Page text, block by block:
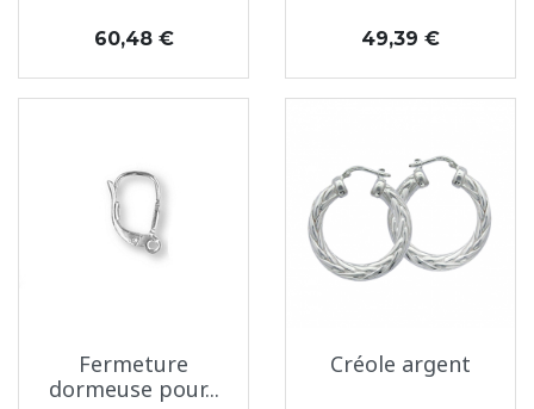
Prix
60,48 € Prix
49,39 €
Fermeture
dormeuse pour...
Créole argent